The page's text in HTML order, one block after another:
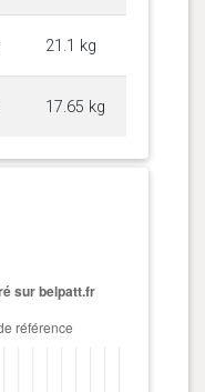
21.1 kg
17.65 kg